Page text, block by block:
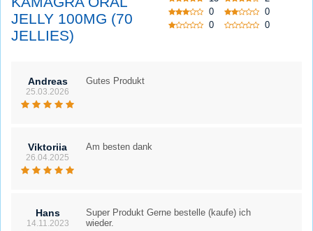
JELLY 100MG (70
JELLIES)
0
0
0
0
Andreas
25.03.2026
Gutes Produkt
Viktoriia
26.04.2025
Am besten dank
Hans
14.11.2023
Super Produkt Gerne bestelle (kaufe) ich
wieder.